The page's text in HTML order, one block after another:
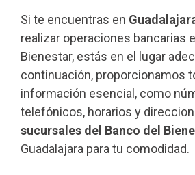
Si te encuentras en
realizar operaciones bancarias
Bienestar, estás en el lugar
continuación, proporcionamos
información esencial, como
telefónicos, horarios y
sucursales del Banco del
Guadalajara para tu comodidad.